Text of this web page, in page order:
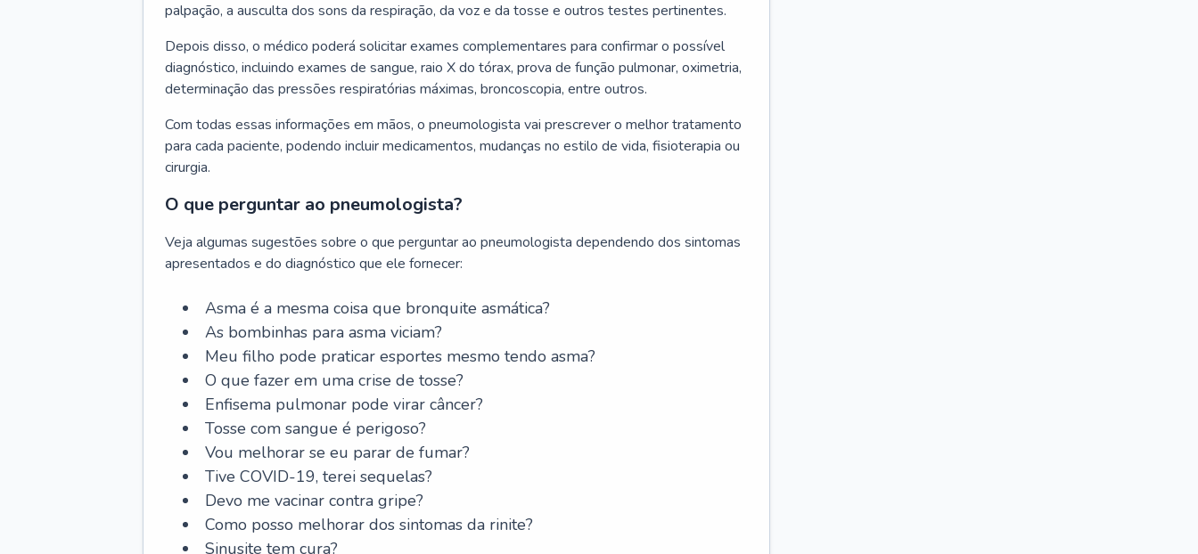
palpação, a ausculta dos sons da respiração, da voz e da tosse e outros testes pertinentes.
Depois disso, o médico poderá solicitar exames complementares para confirmar o possível
diagnóstico, incluindo exames de sangue, raio X do tórax, prova de função pulmonar, oximetria,
determinação das pressões respiratórias máximas, broncoscopia, entre outros.
Com todas essas informações em mãos, o pneumologista vai prescrever o melhor tratamento
para cada paciente, podendo incluir medicamentos, mudanças no estilo de vida, fisioterapia ou
cirurgia.
O que perguntar ao pneumologista?
Veja algumas sugestões sobre o que perguntar ao pneumologista dependendo dos sintomas
apresentados e do diagnóstico que ele fornecer:
Asma é a mesma coisa que bronquite asmática?
As bombinhas para asma viciam?
Meu filho pode praticar esportes mesmo tendo asma?
O que fazer em uma crise de tosse?
Enfisema pulmonar pode virar câncer?
Tosse com sangue é perigoso?
Vou melhorar se eu parar de fumar?
Tive COVID-19, terei sequelas?
Devo me vacinar contra gripe?
Como posso melhorar dos sintomas da rinite?
Sinusite tem cura?